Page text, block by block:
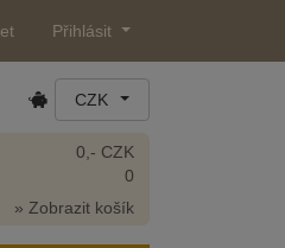
Přihlásit
CZK
0,- CZK
0
» Zobrazit košík